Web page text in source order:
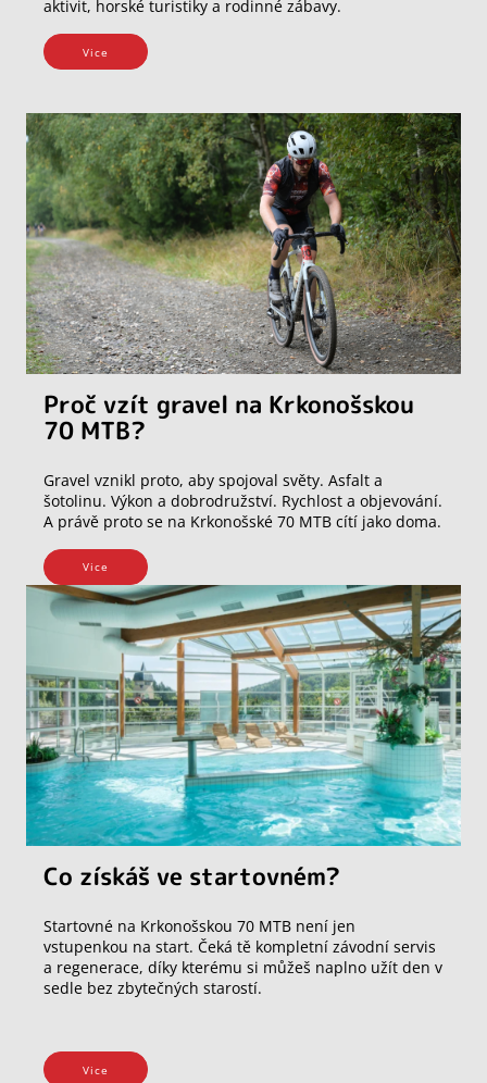
aktivit, horské turistiky a rodinné zábavy.
Vice
Proč vzít gravel na Krkonošskou
70 MTB?
Gravel vznikl proto, aby spojoval světy. Asfalt a
šotolinu. Výkon a dobrodružství. Rychlost a objevování.
A právě proto se na Krkonošské 70 MTB cítí jako doma.
Vice
Co získáš ve startovném?
Startovné na Krkonošskou 70 MTB není jen
vstupenkou na start. Čeká tě kompletní závodní servis
a regenerace, díky kterému si můžeš naplno užít den v
sedle bez zbytečných starostí.
Vice